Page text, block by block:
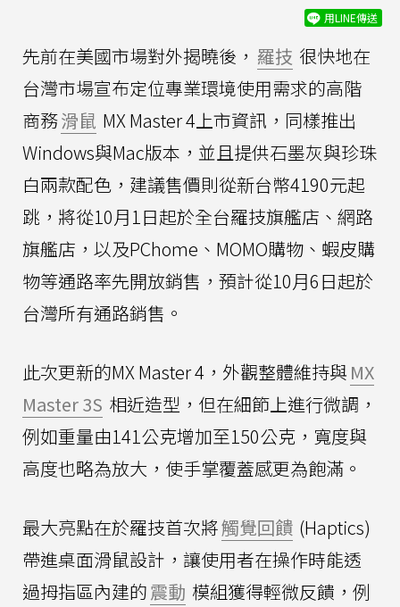
用LINE傳送
先前在美國市場對外揭曉後， 羅技 很快地在
台灣市場宣布定位專業環境使用需求的高階
商務滑鼠 MX Master 4上市資訊，同樣推出
Windows與Mac版本，並且提供石墨灰與珍珠
白兩款配色，建議售價則從新台幣4190元起
跳，將從10月1日起於全台羅技旗艦店、網路
旗艦店，以及PChome、MOMO購物、蝦皮購
物等通路率先開放銷售，預計從10月6日起於
台灣所有通路銷售。
此次更新的MX Master 4，外觀整體維持與 MX
Master 3S 相近造型，但在細節上進行微調，
例如重量由141公克增加至150公克，寬度與
高度也略為放大，使手掌覆蓋感更為飽滿。
最大亮點在於羅技首次將觸覺回饋 (Haptics)
帶進桌面滑鼠設計，讓使用者在操作時能透
過拇指區內建的震動 模組獲得輕微反饋，例